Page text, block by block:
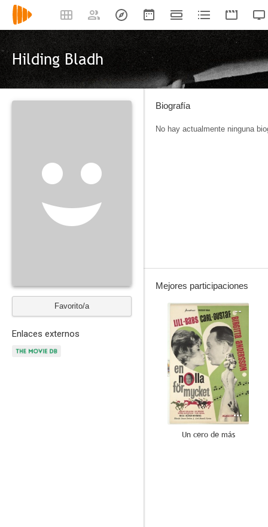
Hilding Bladh
Favorito/a
Enlaces externos
Biografía
No hay actualmente ninguna
Mejores participaciones
--
Un cero de más